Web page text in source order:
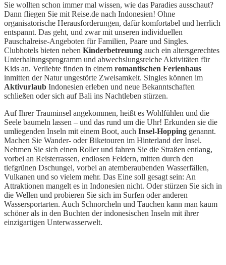
Sie wollten schon immer mal wissen, wie das Paradies ausschaut?
Dann fliegen Sie mit Reise.de nach Indonesien! Ohne
organisatorische Herausforderungen, dafür komfortabel und herrlich
entspannt. Das geht, und zwar mit unseren individuellen
Pauschalreise-Angeboten für Familien, Paare und Singles.
Clubhotels bieten neben Kinderbetreuung auch ein altersgerechtes
Unterhaltungsprogramm und abwechslungsreiche Aktivitäten für
Kids an. Verliebte finden in einem romantischen Ferienhaus
inmitten der Natur ungestörte Zweisamkeit. Singles können im
Aktivurlaub Indonesien erleben und neue Bekanntschaften
schließen oder sich auf Bali ins Nachtleben stürzen.
Auf Ihrer Trauminsel angekommen, heißt es Wohlfühlen und die
Seele baumeln lassen – und das rund um die Uhr! Erkunden sie die
umliegenden Inseln mit einem Boot, auch Insel-Hopping genannt.
Machen Sie Wander- oder Biketouren im Hinterland der Insel.
Nehmen Sie sich einen Roller und fahren Sie die Straßen entlang,
vorbei an Reisterrassen, endlosen Feldern, mitten durch den
tiefgrünen Dschungel, vorbei an atemberaubenden Wasserfällen,
Vulkanen und so vielem mehr. Das Eine soll gesagt sein: An
Attraktionen mangelt es in Indonesien nicht. Oder stürzen Sie sich in
die Wellen und probieren Sie sich im Surfen oder anderen
Wassersportarten. Auch Schnorcheln und Tauchen kann man kaum
schöner als in den Buchten der indonesischen Inseln mit ihrer
einzigartigen Unterwasserwelt.